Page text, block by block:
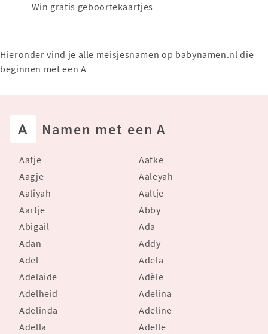
Win gratis geboortekaartjes
Hieronder vind je alle meisjesnamen op babynamen.nl die
beginnen met een A
A Namen met een A
Aafje
Aafke
Aagje
Aaleyah
Aaliyah
Aaltje
Aartje
Abby
Abigail
Ada
Adan
Addy
Adel
Adela
Adelaide
Adèle
Adelheid
Adelina
Adelinda
Adeline
Adella
Adelle